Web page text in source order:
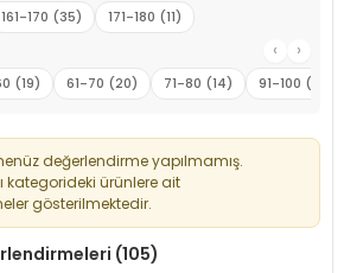
161-170 (35) 171-180 (11)
‹ ›
(19) 61-70 (20) 71-80 (14) 91-100 (4)
değerlendirme yapılmamış.
kategorideki ürünlere ait
gösterilmektedir.
(105)